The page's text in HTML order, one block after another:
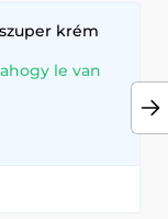
krém
le van